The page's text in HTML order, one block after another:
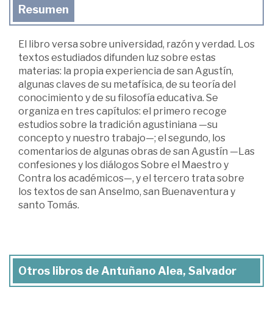
Resumen
El libro versa sobre universidad, razón y verdad. Los
textos estudiados difunden luz sobre estas
materias: la propia experiencia de san Agustín,
algunas claves de su metafísica, de su teoría del
conocimiento y de su filosofía educativa. Se
organiza en tres capítulos: el primero recoge
estudios sobre la tradición agustiniana —su
concepto y nuestro trabajo—; el segundo, los
comentarios de algunas obras de san Agustín —Las
confesiones y los diálogos Sobre el Maestro y
Contra los académicos—, y el tercero trata sobre
los textos de san Anselmo, san Buenaventura y
santo Tomás.
Otros libros de Antuñano Alea, Salvador